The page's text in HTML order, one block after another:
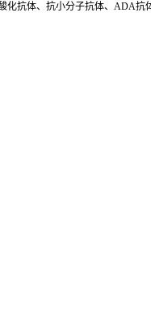
抗体、抗小分子抗体、ADA抗